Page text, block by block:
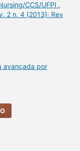
CCS/UFPI ,
2 n. 4 (2013): Rev
avançada por